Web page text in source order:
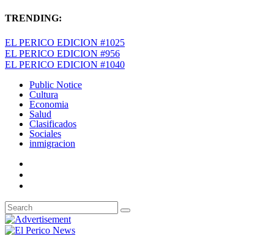
TRENDING:
EL PERICO EDICION #1025
EL PERICO EDICION #956
EL PERICO EDICION #1040
Public Notice
Cultura
Economia
Salud
Clasificados
Sociales
inmigracion